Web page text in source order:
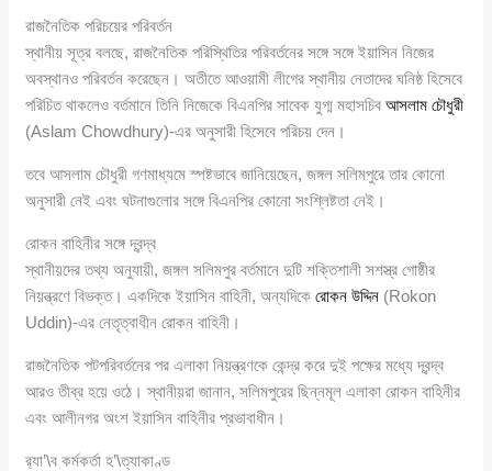
রাজনৈতিক পরিচয়ের পরিবর্তন
স্থানীয় সূত্র বলছে, রাজনৈতিক পরিস্থিতির পরিবর্তনের সঙ্গে সঙ্গে ইয়াসিন নিজের
অবস্থানও পরিবর্তন করেছেন। অতীতে আওয়ামী লীগের স্থানীয় নেতাদের ঘনিষ্ঠ হিসেবে
পরিচিত থাকলেও বর্তমানে তিনি নিজেকে বিএনপির সাবেক যুগ্ম মহাসচিবআসলাম চৌধুরী
(Aslam Chowdhury)-এর অনুসারী হিসেবে পরিচয় দেন।
তবে আসলাম চৌধুরী গণমাধ্যমে স্পষ্টভাবে জানিয়েছেন, জঙ্গল সলিমপুরে তার কোনো
অনুসারী নেই এবং ঘটনাগুলোর সঙ্গে বিএনপির কোনো সংশ্লিষ্টতা নেই।
রোকন বাহিনীর সঙ্গে দ্বন্দ্ব
স্থানীয়দের তথ্য অনুযায়ী, জঙ্গল সলিমপুর বর্তমানে দুটি শক্তিশালী সশস্ত্র গোষ্ঠীর
নিয়ন্ত্রণে বিভক্ত। একদিকে ইয়াসিন বাহিনী, অন্যদিকেরোকন উদ্দিন (Rokon
Uddin)-এর নেতৃত্বাধীন রোকন বাহিনী।
রাজনৈতিক পটপরিবর্তনের পর এলাকা নিয়ন্ত্রণকে কেন্দ্র করে দুই পক্ষের মধ্যে দ্বন্দ্ব
আরও তীব্র হয়ে ওঠে। স্থানীয়রা জানান, সলিমপুরের ছিন্নমূল এলাকা রোকন বাহিনীর
এবং আলীনগর অংশ ইয়াসিন বাহিনীর প্রভাবাধীন।
র‍্যা’\ব কর্মকর্তা হ’\ত্যাকাণ্ড